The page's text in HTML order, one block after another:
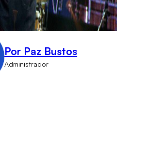
Por Paz Bustos
Administrador